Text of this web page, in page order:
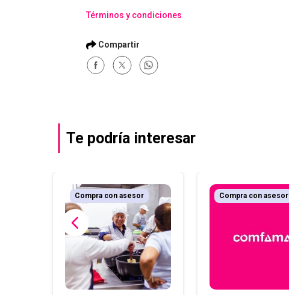
Términos y condiciones
Te podría interesar
Compra con asesor Compra con asesor